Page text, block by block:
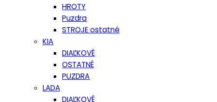
HROTY
Puzdra
STROJE ostatné
KIA
DIAĽKOVÉ
OSTATNÉ
PUZDRA
LADA
DIAĽKOVÉ